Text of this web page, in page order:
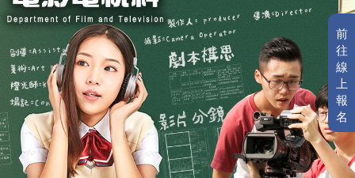
前
往
線
上
報
名